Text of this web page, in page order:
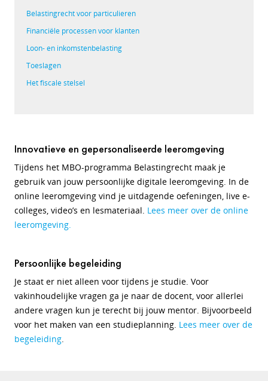
Belastingrecht voor particulieren
Financiële processen voor klanten
Loon- en inkomstenbelasting
Toeslagen
Het fiscale stelsel
Innovatieve en gepersonaliseerde leeromgeving
Tijdens het MBO-programma Belastingrecht maak je
gebruik van jouw persoonlijke digitale leeromgeving. In de
online leeromgeving vind je uitdagende oefeningen, live e-
colleges, video’s en lesmateriaal. Lees meer over de online
leeromgeving.
Persoonlijke begeleiding
Je staat er niet alleen voor tijdens je studie. Voor
vakinhoudelijke vragen ga je naar de docent, voor allerlei
andere vragen kun je terecht bij jouw mentor. Bijvoorbeeld
voor het maken van een studieplanning. Lees meer over de
begeleiding.